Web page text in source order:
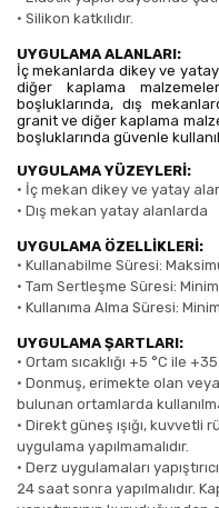
• Silikon katkılıdır.
UYGULAMA ALANLARI:
İç mekanlarda dikey ve
diğer kaplama
boşluklarında, dış
granit ve diğer kaplama
boşluklarında güvenle
UYGULAMA YÜZEYLERİ:
• İç mekan dikey ve yatay
• Dış mekan yatay alanlarda
UYGULAMA ÖZELLİKLERİ:
• Kullanabilme Süresi:
• Tam Sertleşme Süresi:
• Kullanıma Alma Süresi:
UYGULAMA ŞARTLARI:
• Ortam sıcaklığı +5 °C ile
• Donmuş, erimekte olan
bulunan ortamlarda
• Direkt güneş ışığı, kuvvetli
uygulama yapılmamalıdır.
• Derz uygulamaları
24 saat sonra yapılmalıdır.